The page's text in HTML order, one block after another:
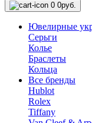
0 0руб.
Ювелирные
Серьги
Колье
Браслеты
Кольца
Все бренды
Hublot
Rolex
Tiffany